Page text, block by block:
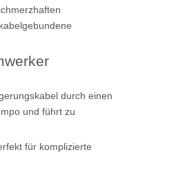
durch einen
und führt zu
für komplizierte